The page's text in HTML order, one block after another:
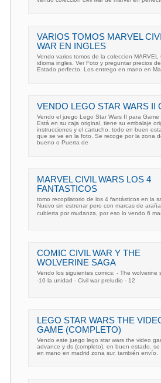
VARIOS TOMOS MARVEL
WAR EN INGLES
Vendo varios tomos de la coleccion MARVEL
idioma ingles. Ver Foto y preguntar precios
Estado perfecto. Los entrego en mano en
VENDO LEGO STAR WARS II
Vendo el juego Lego Star Wars II para Game
Está en su caja original, tiene su embalaje
instrucciones y el cartucho, todo en buen
que se ve en la foto. Se recoge por la zona
bueno o Puerta de
MARVEL CIVIL WARS LOS 4
FANTASTICOS
tomo recopilatorio de los 4 fantásticos en la
Nuevo sin estrenar pero con marcas de
cubierta por mudanza, por eso lo vendo 6
COMIC CIVIL WAR Y THE
WOLVERINE SAGA
Vendo los siguientes comics: - The wolverine
-10 la unidad - Civil war preludio - 12
LEGO STAR WARS THE
GAME (COMPLETO)
Vendo este juego lego star wars the video
advance y ds (completo), en buen estado.
en mano en madrid zona sur, también envío.